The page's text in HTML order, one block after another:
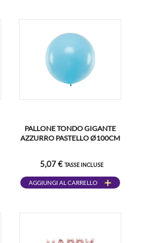
PALLONE TONDO GIGANTE
AZZURRO PASTELLO Ø100CM
5,07 € TASSE INCLUSE
AGGIUNGI AL CARRELLO